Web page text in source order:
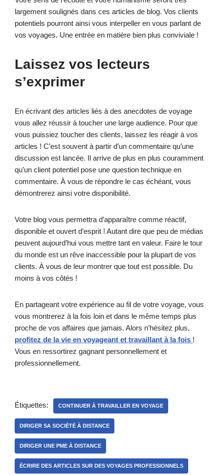
largement soulignés dans ces articles de blog. Vos clients
potentiels pourront ainsi vous interpeller en vous parlant de
vos voyages. Une entrée en matière bien plus conviviale !
Laissez vos lecteurs
s’exprimer
En écrivant des articles liés à des anecdotes de voyage
vous allez réussir à toucher une large audience. Pour que
vous puissiez toucher des clients, laissez les réagir à vos
articles ! C’est souvent à partir d’un commentaire qu’une
discussion est lancée. Il arrive de plus en plus couramment
qu’un client potentiel pose une question technique en
commentaire. À vous de répondre le cas échéant, vous
démontrerez ainsi votre disponibilité.
Votre blog vous permettra d’apparaître comme réactif,
disponible et ouvert d’esprit ! Autant dire que peu de médias
peuvent aujourd’hui vous mettre tant en valeur. Faire le tour
du monde est un rêve inaccessible pour la plupart de vos
clients. À vous de leur montrer que tout est possible. Du
moins à vos côtés !
En partageant votre expérience au fil de votre voyage, vous
vous montrerez à la fois loin et dans le même temps plus
proche de vos affaires que jamais. Alors n’hésitez plus,
profitez de la vie en voyageant et travaillant à la fois !
Vous en ressortirez gagnant personnellement et
professionnellement.
Étiquettes: CONTINUER À TRAVAILLER EN VOYAGE
DIRIGER SA SOCIÉTÉ À DISTANCE
DIRIGER UNE PME À DISTANCE
ÉCRIRE DES ARTICLES SUR DES VOYAGES PROFESSIONNELS